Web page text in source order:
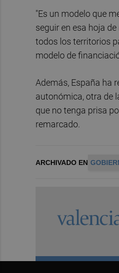
"Es un modelo que
seguir en esa hoja
todos los territorios
modelo de
Además, España ha
autonómica, otra de
que no tenga prisa
remarcado.
ARCHIVADO EN